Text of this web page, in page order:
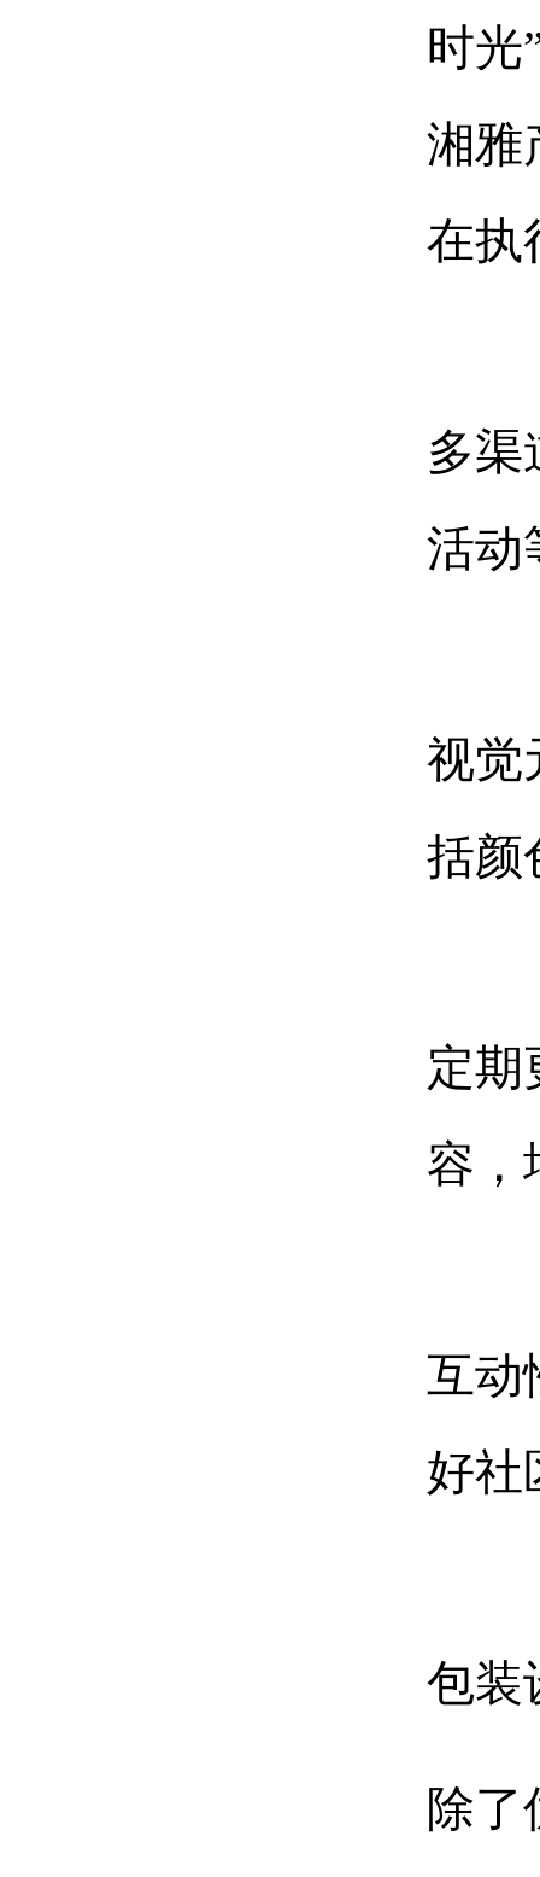
时光
湘雅
在执
多渠
活动
视觉
括颜
定期
容，
互动
好社
包装
除了